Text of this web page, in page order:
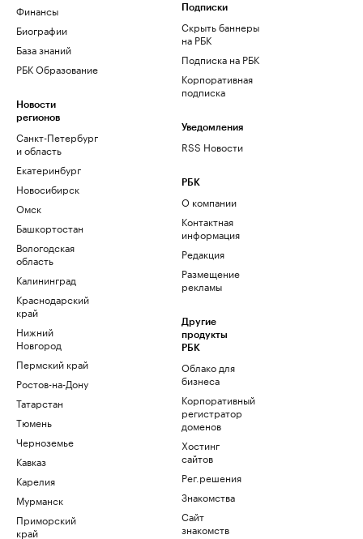
Финансы
Биографии
База знаний
РБК Образование
Новости
регионов
Санкт-Петербург
и область
Екатеринбург
Новосибирск
Омск
Башкортостан
Вологодская
область
Калининград
Краснодарский
край
Нижний
Новгород
Пермский край
Ростов-на-Дону
Татарстан
Тюмень
Черноземье
Кавказ
Карелия
Мурманск
Приморский
край
Подписки
Скрыть баннеры
на РБК
Подписка на РБК
Корпоративная
подписка
Уведомления
RSS Новости
РБК
О компании
Контактная
информация
Редакция
Размещение
рекламы
Другие
продукты
РБК
Облако для
бизнеса
Корпоративный
регистратор
доменов
Хостинг
сайтов
Рег.решения
Знакомства
Сайт
знакомств